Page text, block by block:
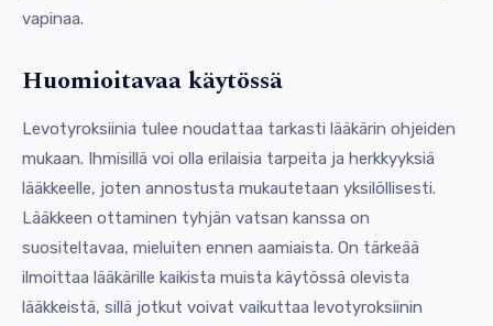
vapinaa.
Huomioitavaa käytössä
Levotyroksiinia tulee noudattaa tarkasti lääkärin ohjeiden
mukaan. Ihmisillä voi olla erilaisia tarpeita ja herkkyyksiä
lääkkeelle, joten annostusta mukautetaan yksilöllisesti.
Lääkkeen ottaminen tyhjän vatsan kanssa on
suositeltavaa, mieluiten ennen aamiaista. On tärkeää
ilmoittaa lääkärille kaikista muista käytössä olevista
lääkkeistä, sillä jotkut voivat vaikuttaa levotyroksiinin